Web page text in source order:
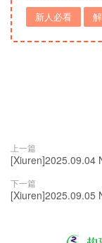
新人必看
上一篇
[Xiuren]2025.09.04
下一篇
[Xiuren]2025.09.05